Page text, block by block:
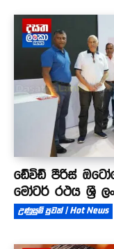
ඩේවිඩ් පීරිස්
මෝටර් රථය ශ්‍රී
උණුසුම් පුවත් | Hot News